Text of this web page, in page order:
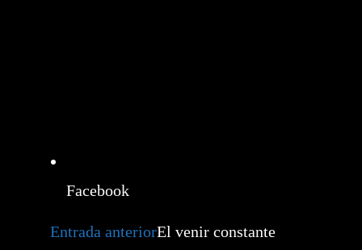
Facebook
Leer
más
Entrada anteriorEl venir constante